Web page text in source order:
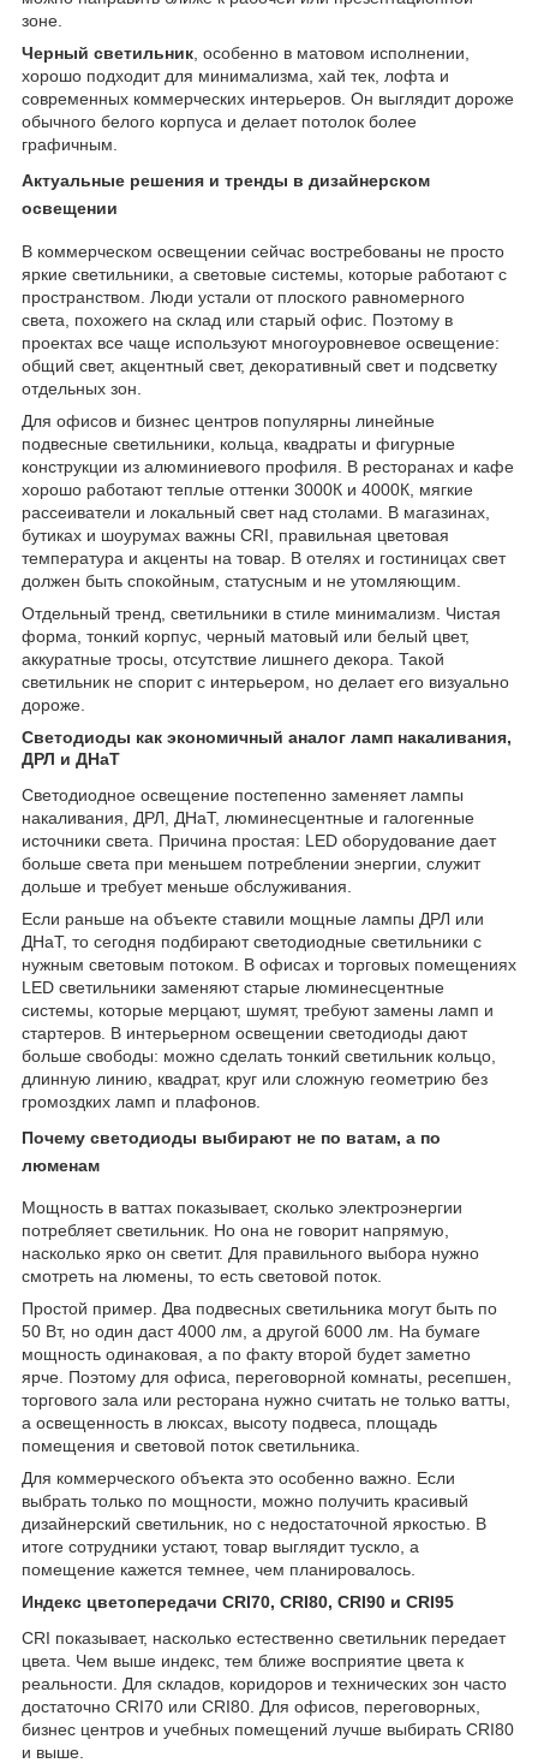
зоне.
Черный светильник , особенно в матовом исполнении,
хорошо подходит для минимализма, хай тек, лофта и
современных коммерческих интерьеров. Он выглядит дороже
обычного белого корпуса и делает потолок более
графичным.
Актуальные решения и тренды в дизайнерском
освещении
В коммерческом освещении сейчас востребованы не просто
яркие светильники, а световые системы, которые работают с
пространством. Люди устали от плоского равномерного
света, похожего на склад или старый офис. Поэтому в
проектах все чаще используют многоуровневое освещение:
общий свет, акцентный свет, декоративный свет и подсветку
отдельных зон.
Для офисов и бизнес центров популярны линейные
подвесные светильники, кольца, квадраты и фигурные
конструкции из алюминиевого профиля. В ресторанах и кафе
хорошо работают теплые оттенки 3000К и 4000К, мягкие
рассеиватели и локальный свет над столами. В магазинах,
бутиках и шоурумах важны CRI, правильная цветовая
температура и акценты на товар. В отелях и гостиницах свет
должен быть спокойным, статусным и не утомляющим.
Отдельный тренд, светильники в стиле минимализм. Чистая
форма, тонкий корпус, черный матовый или белый цвет,
аккуратные тросы, отсутствие лишнего декора. Такой
светильник не спорит с интерьером, но делает его визуально
дороже.
Светодиоды как экономичный аналог ламп накаливания,
ДРЛ и ДНаТ
Светодиодное освещение постепенно заменяет лампы
накаливания, ДРЛ, ДНаТ, люминесцентные и галогенные
источники света. Причина простая: LED оборудование дает
больше света при меньшем потреблении энергии, служит
дольше и требует меньше обслуживания.
Если раньше на объекте ставили мощные лампы ДРЛ или
ДНаТ, то сегодня подбирают светодиодные светильники с
нужным световым потоком. В офисах и торговых помещениях
LED светильники заменяют старые люминесцентные
системы, которые мерцают, шумят, требуют замены ламп и
стартеров. В интерьерном освещении светодиоды дают
больше свободы: можно сделать тонкий светильник кольцо,
длинную линию, квадрат, круг или сложную геометрию без
громоздких ламп и плафонов.
Почему светодиоды выбирают не по ватам, а по
люменам
Мощность в ваттах показывает, сколько электроэнергии
потребляет светильник. Но она не говорит напрямую,
насколько ярко он светит. Для правильного выбора нужно
смотреть на люмены, то есть световой поток.
Простой пример. Два подвесных светильника могут быть по
50 Вт, но один даст 4000 лм, а другой 6000 лм. На бумаге
мощность одинаковая, а по факту второй будет заметно
ярче. Поэтому для офиса, переговорной комнаты, ресепшен,
торгового зала или ресторана нужно считать не только ватты,
а освещенность в люксах, высоту подвеса, площадь
помещения и световой поток светильника.
Для коммерческого объекта это особенно важно. Если
выбрать только по мощности, можно получить красивый
дизайнерский светильник, но с недостаточной яркостью. В
итоге сотрудники устают, товар выглядит тускло, а
помещение кажется темнее, чем планировалось.
Индекс цветопередачи CRI70, CRI80, CRI90 и CRI95
CRI показывает, насколько естественно светильник передает
цвета. Чем выше индекс, тем ближе восприятие цвета к
реальности. Для складов, коридоров и технических зон часто
достаточно CRI70 или CRI80. Для офисов, переговорных,
бизнес центров и учебных помещений лучше выбирать CRI80
и выше.